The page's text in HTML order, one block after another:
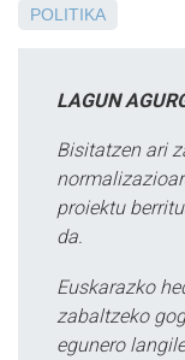
POLITIKA
LAGUN
Bisitatzen ari
proiektu
da.
Euskarazko
zabaltzeko
egunero